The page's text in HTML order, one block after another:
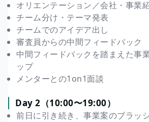
オリエンテーション／会社・事業
チーム分け・テーマ発表
チームでのアイデア出し
審査員からの中間フィードバック
中間フィードバックを踏まえた事
ップ
メンターとの1on1面談
Day 2（10:00〜19:00）
前日に引き続き、事業案のブラッ